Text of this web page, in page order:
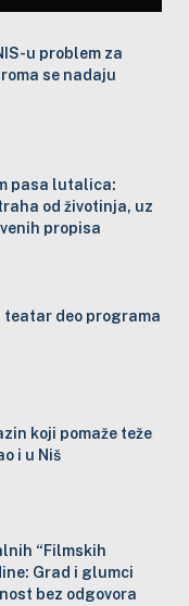
u problem za
se nadaju
pasa lutalica:
od životinja, uz
propisa
teatar deo programa
koji pomaže teže
i u Niš
“Filmskih
Grad i glumci
bez odgovora